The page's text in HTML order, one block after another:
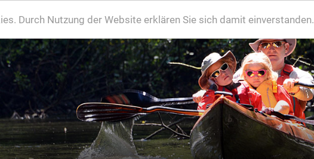
Durch Nutzung der Website erklären Sie sich damit einverstanden.